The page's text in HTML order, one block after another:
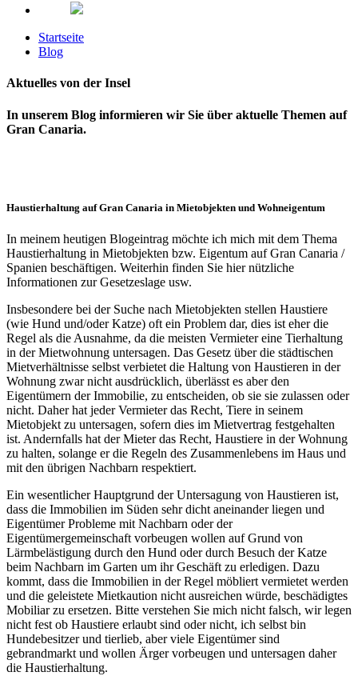
Startseite
Blog
Aktuelles von der Insel
In unserem Blog informieren wir Sie über aktuelle Themen auf
Gran Canaria.
Haustierhaltung auf Gran Canaria in Mietobjekten und Wohneigentum
In meinem heutigen Blogeintrag möchte ich mich mit dem Thema
Haustierhaltung in Mietobjekten bzw. Eigentum auf Gran Canaria /
Spanien beschäftigen. Weiterhin finden Sie hier nützliche
Informationen zur Gesetzeslage usw.
Insbesondere bei der Suche nach Mietobjekten stellen Haustiere
(wie Hund und/oder Katze) oft ein Problem dar, dies ist eher die
Regel als die Ausnahme, da die meisten Vermieter eine Tierhaltung
in der Mietwohnung untersagen. Das Gesetz über die städtischen
Mietverhältnisse selbst verbietet die Haltung von Haustieren in der
Wohnung zwar nicht ausdrücklich, überlässt es aber den
Eigentümern der Immobilie, zu entscheiden, ob sie sie zulassen oder
nicht. Daher hat jeder Vermieter das Recht, Tiere in seinem
Mietobjekt zu untersagen, sofern dies im Mietvertrag festgehalten
ist. Andernfalls hat der Mieter das Recht, Haustiere in der Wohnung
zu halten, solange er die Regeln des Zusammenlebens im Haus und
mit den übrigen Nachbarn respektiert.
Ein wesentlicher Hauptgrund der Untersagung von Haustieren ist,
dass die Immobilien im Süden sehr dicht aneinander liegen und
Eigentümer Probleme mit Nachbarn oder der
Eigentümergemeinschaft vorbeugen wollen auf Grund von
Lärmbelästigung durch den Hund oder durch Besuch der Katze
beim Nachbarn im Garten um ihr Geschäft zu erledigen. Dazu
kommt, dass die Immobilien in der Regel möbliert vermietet werden
und die geleistete Mietkaution nicht ausreichen würde, beschädigtes
Mobiliar zu ersetzen. Bitte verstehen Sie mich nicht falsch, wir legen
nicht fest ob Haustiere erlaubt sind oder nicht, ich selbst bin
Hundebesitzer und tierlieb, aber viele Eigentümer sind
gebrandmarkt und wollen Ärger vorbeugen und untersagen daher
die Haustierhaltung.